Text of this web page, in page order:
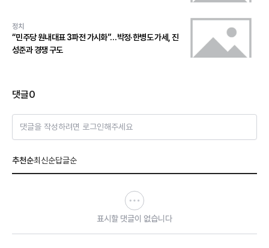
정치
“민주당 원내대표 3파전 가시화”…박정·한병도 가세, 진
성준과 경쟁 구도
댓글0
댓글을 작성하려면 로그인해주세요
추천순최신순답글순
표시할 댓글이 없습니다